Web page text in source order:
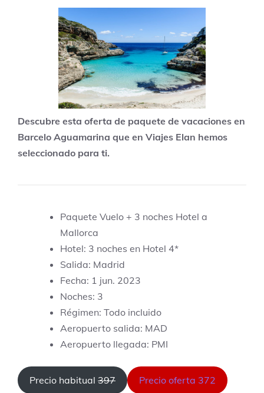
Descubre esta oferta de paquete de vacaciones en
Barcelo Aguamarina que en Viajes Elan hemos
seleccionado para ti.
Paquete Vuelo + 3 noches Hotel a
Mallorca
Hotel: 3 noches en Hotel 4*
Salida: Madrid
Fecha: 1 jun. 2023
Noches: 3
Régimen: Todo incluido
Aeropuerto salida: MAD
Aeropuerto llegada: PMI
Precio habitual 397 Precio oferta 372